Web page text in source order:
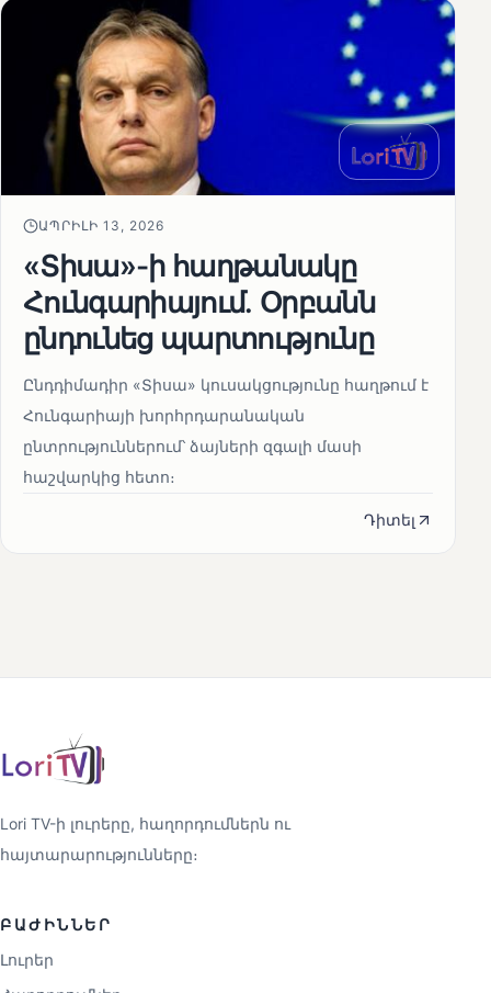
ԱՊՐԻԼԻ 13, 2026
«Տիսա»-ի հաղթանակը
Հունգարիայում․ Օրբանն
ընդունեց պարտությունը
Ընդդիմադիր «Տիսա» կուսակցությունը հաղթում է
Հունգարիայի խորհրդարանական
ընտրություններում՝ ձայների զգալի մասի
հաշվարկից հետո։
Դիտել
Lori TV-ի լուրերը, հաղորդումներն ու
հայտարարությունները։
ԲԱԺԻՆՆԵՐ
Լուրեր